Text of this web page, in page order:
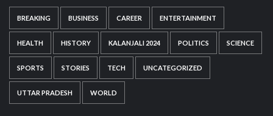
BREAKING BUSINESS CAREER ENTERTAINMENT
HEALTH HISTORY KALANJALI 2024 POLITICS SCIENCE
SPORTS STORIES TECH UNCATEGORIZED
UTTAR PRADESH WORLD